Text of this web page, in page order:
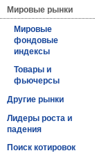
Мировые рынки
Мировые
фондовые
индексы
Товары и
фьючерсы
Другие рынки
Лидеры роста и
падения
Поиск котировок